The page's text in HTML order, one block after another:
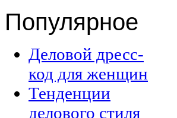
Популярное
Деловой дресс-
код для женщин
Тенденции
делового стиля